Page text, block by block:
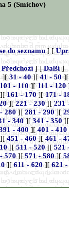
5 (Smíchov)
do seznamu] [
Předchozí] [Další]
][31 - 40][41 - 50
101 - 110][111 - 120
161 - 170][171 -
][221 - 230][231
280][281 - 290][
- 340][341 - 350
- 400][401 - 410
][451 - 460 ][ 461 -
][511 - 520][521
570][571 - 580][
][611 - 620][621